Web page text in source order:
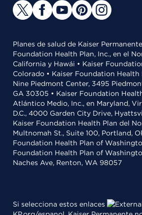
Planes de salud de Kaiser
Foundation Health Plan, Inc., en el
California y Hawái • Kaiser
Colorado • Kaiser Foundation Health
Nine Piedmont Center, 3495
GA 30305 • Kaiser Foundation
Atlántico Medio, Inc., en Maryland,
D.C., 4000 Garden City Drive,
Kaiser Foundation Health Plan del
Multnomah St., Suite 100, Portland,
Foundation Health Plan of
Foundation Health Plan of
Naches Ave, Renton, WA 98057
Si selecciona estos enlaces